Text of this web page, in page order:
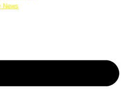
News